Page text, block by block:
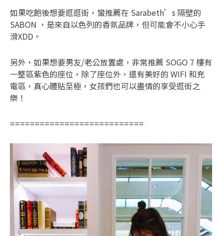
如果吃飽後想要逛逛街，蠻推薦在 Sarabeth’s 隔壁的
SABON ，是來自以色列的香氛品牌，但可能會不小心手
滑XDD。
另外，如果想要男友/老公放置處，非常推薦 SOGO 7 樓有
一整區紫色的座位，除了座位外，還有美好的 WIFI 和充
電區，真心體貼至極，女孩們也可以盡情的享受逛街之
樂！
===========================